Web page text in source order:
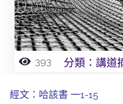
393 分類：講道
經文：哈該書 一1-15